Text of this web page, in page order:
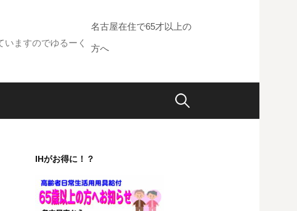
ますのでゆるーく
名古屋在住で65才以上の
方へ
検
IHがお得に！？